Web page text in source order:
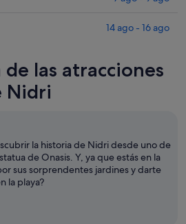
14 ago - 16 ago
las atracciones
Nidri
la historia de Nidri desde uno de
de Onasis. Y, ya que estás en la
sus sorprendentes jardines y darte
la playa?